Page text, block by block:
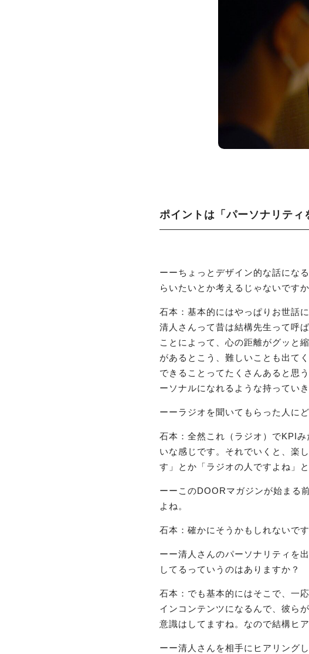
ポイントは「パーソナリティ
ーーちょっとデザイン的な話にな
らいたいとか考えるじゃないです
石本：基本的にはやっぱりお世話
清人さんって昔は結構先生って呼
ことによって、心の距離がグッと
があるとこう、難しいことも出て
できることってたくさんあると思
ーソナルになれるような持ってい
ーーラジオを聞いてもらった人に
石本：全然これ（ラジオ）でKPI
いな感じです。それでいくと、楽
す」とか「ラジオの人ですよね」
ーーこのDOORマガジンが始まる
よね。
石本：確かにそうかもしれないで
ーー清人さんのパーソナリティを
してるっていうのはありますか？
石本：でも基本的にはそこで、一
インコンテンツになるんで、彼ら
意識はしてますね。なので結構ヒ
ーー清人さんを相手にヒアリング